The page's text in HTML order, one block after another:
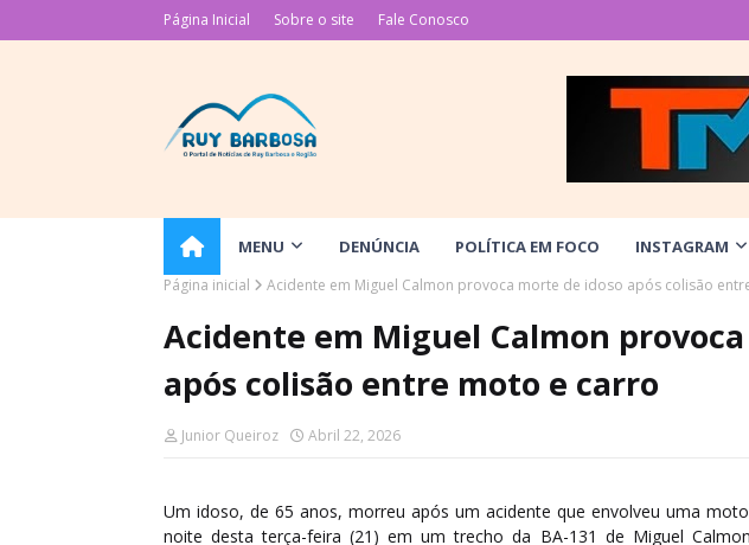
Página Inicial Sobre o site Fale Conosco
MENU DENÚNCIA POLÍTICA EM FOCO INSTAGRAM
Página inicial Acidente em Miguel Calmon provoca morte de idoso após colisão
Acidente em Miguel Calmon
após colisão entre moto e carro
Junior Queiroz Abril 22, 2026
Um idoso, de 65 anos, morreu após um acidente que envolveu uma
noite desta terça-feira (21) em um trecho da BA-131 de Miguel